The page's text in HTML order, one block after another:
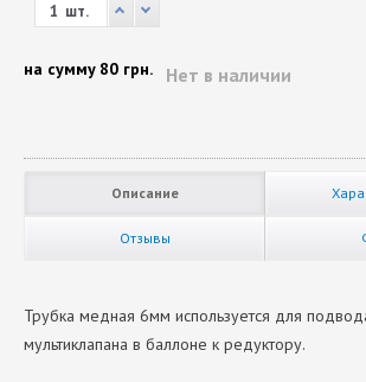
шт.
Нет в наличии
на сумму 80 грн.
Описание
Отзывы
Трубка медная 6мм используется для
мультиклапана в баллоне к редуктору.